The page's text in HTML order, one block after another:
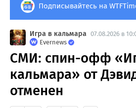
Подписывайтесь на
Игра в кальмара 07.08.2026 в
Evernews
СМИ: спин-офф
кальмара» от
отменен